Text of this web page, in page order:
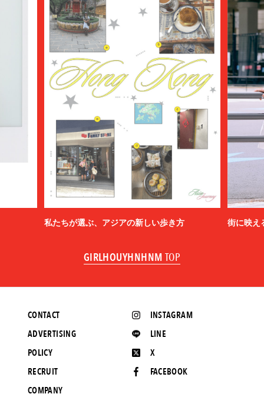
私たちが選ぶ、アジアの新しい歩き方 街に映え
GIRLHOUYHNHNM TOP
INSTAGRAM
LINE
X
FACEBOOK
CONTACT
ADVERTISING
POLICY
RECRUIT
COMPANY